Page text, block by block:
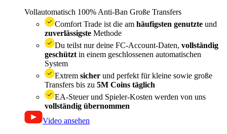
Vollautomatisch 100% Anti-Ban Große Transfers
Comfort Trade ist die am häufigsten genutzte und
zuverlässigste Methode
Du teilst nur deine FC-Account-Daten, vollständig
geschützt in einem geschlossenen automatischen
System
Extrem sicher und perfekt für kleine sowie große
Transfers bis zu 5M Coins täglich
EA-Steuer und Spieler-Kosten werden von uns
vollständig übernommen
Video ansehen